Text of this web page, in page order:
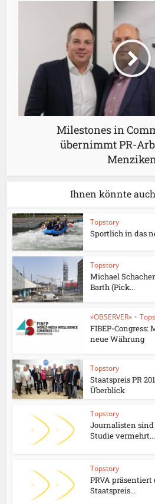
Milestones in
übernimmt PR-
Ihnen könnte
Topstory
Sportlich in das
Topstory
Michael
Barth (Pick...
»OBSERVER« •
FIBEP-
neue Währung
Topstory
Staatspreis PR
Überblick
Topstory
Journalisten
Studie vermehrt...
Topstory
PRVA
Staatspreis...